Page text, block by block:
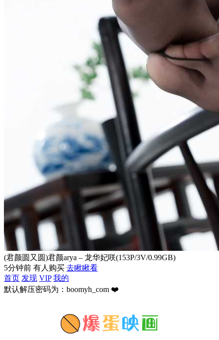
(君颜圆又圆)君颜arya – 龙华妃咲(153P/3V/0.99GB)
5分钟前 有人购买 去瞅瞅看
首页 发现 VIP 我的
默认解压密码为：boomyh_com ❤️